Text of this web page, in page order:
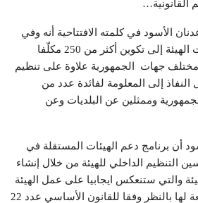
القانونية…
الأسود في كلمته الافتتاحية أنه وفي
إطار هذا المشروع توصّلت الهيئة إلى تكوين أكثر من 250 مكلّفا
مختلف جهات الجمهورية علاوة على تنظيم
النفاذ إلى المعلومة لفائدة عدد من
وممثلين عن البلديات وعن
أن برنامج دعم الهيئات المستقلة في
الداخلي للهيئة من خلال إنشاء
والتي ستنعكس ايجابيا على عمل الهيئة
في جميع المجالات الراجعة لها بالنظر وفقا للقانون الأساسي عدد 22